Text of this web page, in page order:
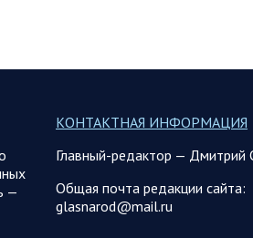
—
КОНТАКТНАЯ ИНФОРМАЦИЯ
Главный-редактор — Дмитрий
Общая почта редакции сайта:
glasnarod@mail.ru